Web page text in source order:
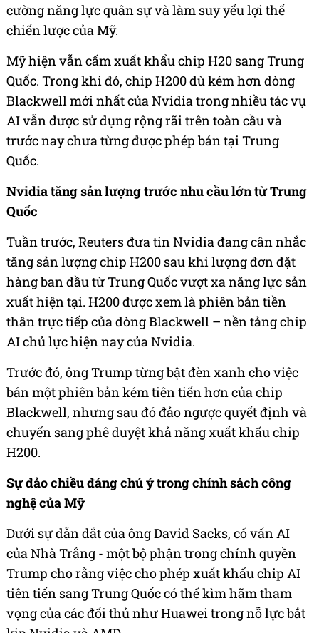
cường năng lực quân sự và làm suy yếu lợi thế
chiến lược của Mỹ.
Mỹ hiện vẫn cấm xuất khẩu chip H20 sang Trung
Quốc. Trong khi đó, chip H200 dù kém hơn dòng
Blackwell mới nhất của Nvidia trong nhiều tác vụ
AI vẫn được sử dụng rộng rãi trên toàn cầu và
trước nay chưa từng được phép bán tại Trung
Quốc.
Nvidia tăng sản lượng trước nhu cầu lớn từ Trung
Quốc
Tuần trước, Reuters đưa tin Nvidia đang cân nhắc
tăng sản lượng chip H200 sau khi lượng đơn đặt
hàng ban đầu từ Trung Quốc vượt xa năng lực sản
xuất hiện tại. H200 được xem là phiên bản tiền
thân trực tiếp của dòng Blackwell – nền tảng chip
AI chủ lực hiện nay của Nvidia.
Trước đó, ông Trump từng bật đèn xanh cho việc
bán một phiên bản kém tiên tiến hơn của chip
Blackwell, nhưng sau đó đảo ngược quyết định và
chuyển sang phê duyệt khả năng xuất khẩu chip
H200.
Sự đảo chiều đáng chú ý trong chính sách công
nghệ của Mỹ
Dưới sự dẫn dắt của ông David Sacks, cố vấn AI
của Nhà Trắng - một bộ phận trong chính quyền
Trump cho rằng việc cho phép xuất khẩu chip AI
tiên tiến sang Trung Quốc có thể kìm hãm tham
vọng của các đối thủ như Huawei trong nỗ lực bắt